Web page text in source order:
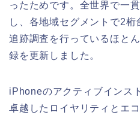
ったためです。全世界で一
し、各地域セグメントで2桁
追跡調査を行っているほと
録を更新しました。
iPhoneのアクティブインス
卓越したロイヤリティとエ